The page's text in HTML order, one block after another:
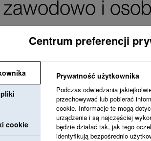
i
Ciebie
Centrum preferencji
cookie
Prywatność użytkownika
Podczas odwiedzania
przechowywać lub pobierać
cookie. Informacje te mogą
urządzenia i są najczęściej
będzie działać tak, jak tego
identyfikują bezpośrednio